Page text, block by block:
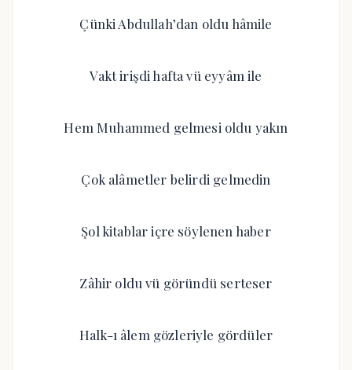
Çünki Abdullah’dan oldu hâmile
Vakt irişdi hafta vü eyyâm ile
Hem Muhammed gelmesi oldu yakın
Çok alâmetler belirdi gelmedin
Şol kitablar içre söylenen haber
Zâhir oldu vü göründü serteser
Halk-ı âlem gözleriyle gördüler